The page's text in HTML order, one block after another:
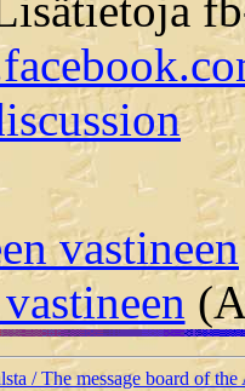
vastineen
/ The message board of